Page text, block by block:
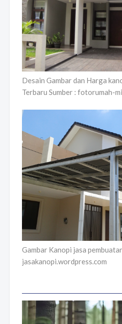
Desain Gambar dan Harga
Terbaru Sumber : fotorumah-
Gambar Kanopi jasa
jasakanopi.wordpress.com